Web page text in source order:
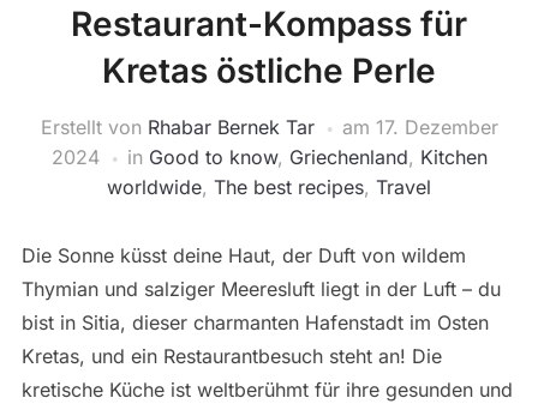
Restaurant-Kompass für
Kretas östliche Perle
Erstellt von Rhabar Bernek Tar am 17. Dezember
2024
in Good to know, Griechenland, Kitchen
worldwide, The best recipes, Travel
Die Sonne küsst deine Haut, der Duft von wildem
Thymian und salziger Meeresluft liegt in der Luft – du
bist in Sitia, dieser charmanten Hafenstadt im Osten
Kretas, und ein Restaurantbesuch steht an! Die
kretische Küche ist weltberühmt für ihre gesunden und